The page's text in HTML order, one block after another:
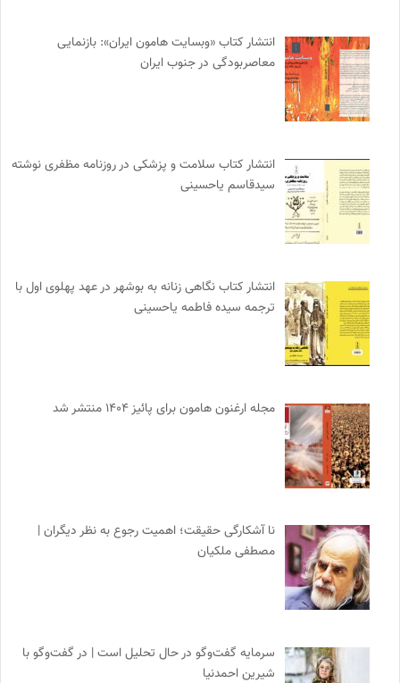
انتشار کتاب «وبسایت هامون ایران»: بازنمایی
معاصربودگی در جنوب ایران
انتشار کتاب سلامت و پزشکی در روزنامه مظفری نوشته
سیدقاسم یاحسینی
انتشار کتاب نگاهی زنانه به بوشهر در عهد پهلوی اول با
ترجمه سیده فاطمه یاحسینی
مجله ارغنون هامون برای پائیز ۱۴۰۴ منتشر شد
نا آشکارگی حقیقت؛ اهمیت رجوع به نظر دیگران |
مصطفی ملکیان
سرمایه گفت‌وگو در حال تحلیل است | در گفت‌وگو با
شیرین احمدنیا